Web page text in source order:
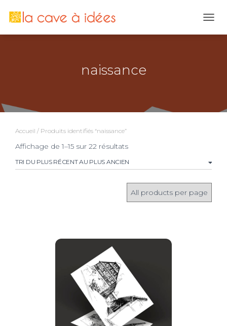
naissance
Accueil / Produits identifiés “naissance”
Affichage de 1–15 sur 22 résultatsTrié
plus
au
plus